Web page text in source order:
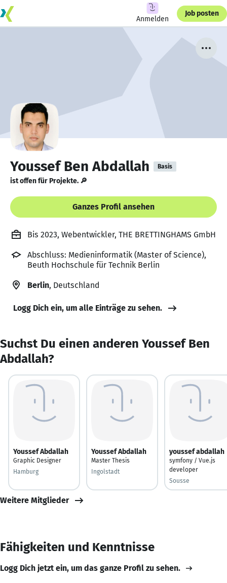
Anmelden
Job posten
Youssef Ben Abdallah Basis
ist offen für Projekte. 🔎
Ganzes Profil ansehen
Bis 2023, Webentwickler, THE BRETTINGHAMS GmbH
Abschluss: Medieninformatik (Master of Science),
Beuth Hochschule für Technik Berlin
Berlin, Deutschland
Logg Dich ein, um alle Einträge zu sehen.
Suchst Du einen anderen Youssef Ben
Abdallah?
Youssef Abdallah
Graphic Designer
Hamburg
Youssef Abdallah
Master Thesis
Ingolstadt
youssef abdallah
symfony / Vue.js
developer
Sousse
Weitere Mitglieder
Fähigkeiten und Kenntnisse
Logg Dich jetzt ein, um das ganze Profil zu sehen.